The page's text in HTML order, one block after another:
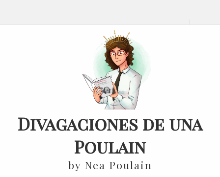
Divagaciones de una
Poulain
by Nea Poulain